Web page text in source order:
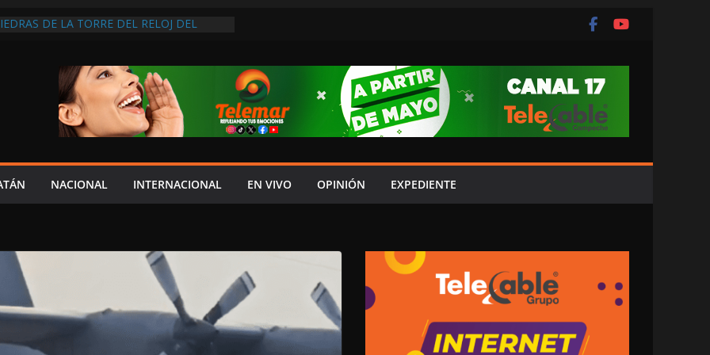
DE LA TORRE DEL RELOJ DEL
INMOVILIZAN CAMIÓN EN
DE ACUERDOS DE
NO ACTÚA DE BUENA FE”
NI EL 10% DE ACCIONES QUE
MIENTRAS CAEN EL
LOS LLAMADOS DEL PALACIO
A SER CONGRUENTE CON LA
NACIONAL INTERNACIONAL EN VIVO OPINIÓN EXPEDIENTE